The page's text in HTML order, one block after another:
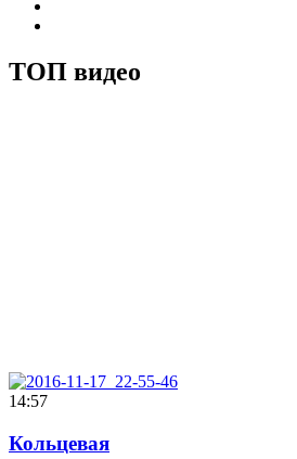
ТОП видео
14:57
Кольцевая